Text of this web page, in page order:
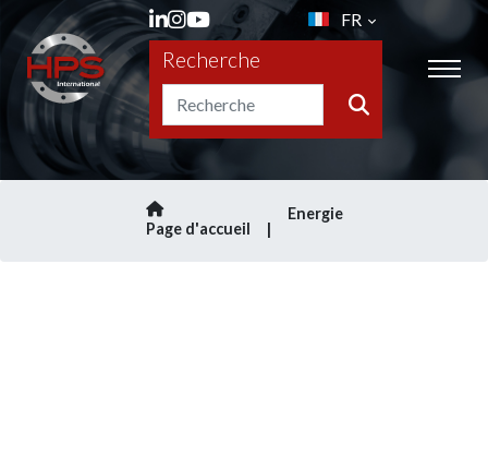
FR
Recherche
Page d'accueil
Energie